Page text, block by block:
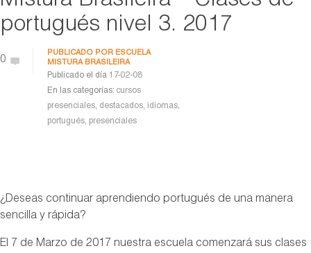
portugués nivel 3. 2017
0
PUBLICADO POR ESCUELA
MISTURA BRASILEIRA
Publicado el día 17-02-08
En las categorías: cursos
presenciales, destacados, idiomas,
portugués, presenciales
¿Deseas continuar aprendiendo portugués de una manera
sencilla y rápida?
El 7 de Marzo de 2017 nuestra escuela comenzará sus clases